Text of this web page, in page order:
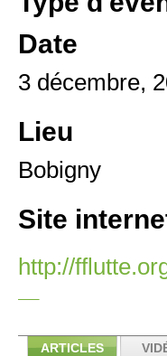
Date
3 décembre,
Lieu
Bobigny
Site
http://
ARTICLES